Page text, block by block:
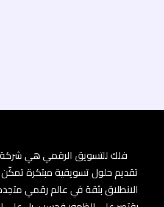
فلك للتسويق الرقمي هي
تقديم حلول تسويقية مبتكرة تمكّن
الانطلاق بثقة في عالم رقمي